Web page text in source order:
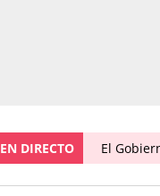
EN DIRECTO El